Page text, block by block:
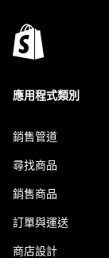
應用程式類別
銷售管道
尋找商品
銷售商品
訂單與運送
商店設計